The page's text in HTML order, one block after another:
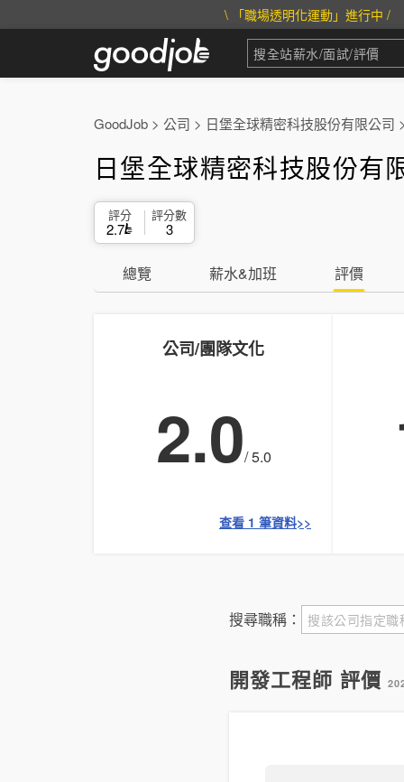
\ 「職場透明化運動」進行中 /
GoodJob > 公司 > 日堡全球精密科技股份有限公司
日堡全球精密科技股份有
評分
2.7
評分數
3
總覽 薪水&加班 評價
公司/團隊文化
2.0/ 5.0
查看 1 筆資料>>
搜尋職稱：
開發工程師 評價